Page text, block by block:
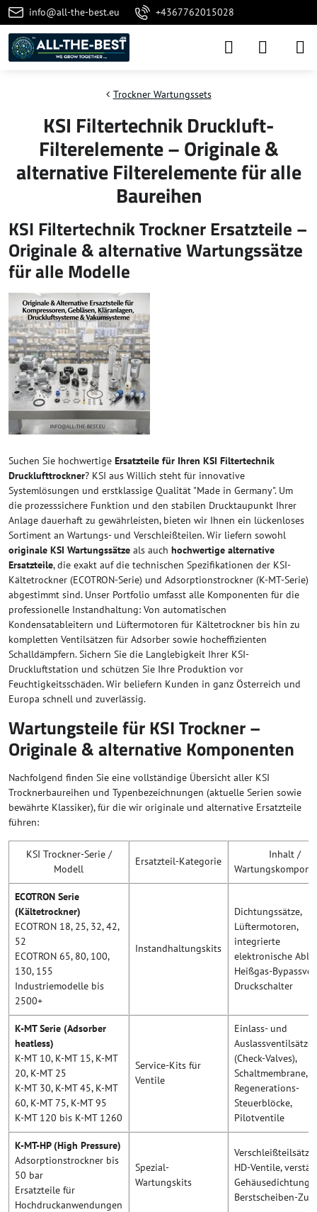
info@all-the-best.eu +4367762015028
Trockner Wartungssets
KSI Filtertechnik Druckluft-
Filterelemente – Originale &
alternative Filterelemente für alle
Baureihen
KSI Filtertechnik Trockner Ersatzteile –
Originale & alternative Wartungssätze
für alle Modelle
Suchen Sie hochwertige Ersatzteile für Ihren KSI Filtertechnik
Drucklufttrockner? KSI aus Willich steht für innovative
Systemlösungen und erstklassige Qualität "Made in Germany". Um
die prozesssichere Funktion und den stabilen Drucktaupunkt Ihrer
Anlage dauerhaft zu gewährleisten, bieten wir Ihnen ein lückenloses
Sortiment an Wartungs- und Verschleißteilen. Wir liefern sowohl
originale KSI Wartungssätze als auch hochwertige alternative
Ersatzteile, die exakt auf die technischen Spezifikationen der KSI-
Kältetrockner (ECOTRON-Serie) und Adsorptionstrockner (K-MT-Serie)
abgestimmt sind. Unser Portfolio umfasst alle Komponenten für die
professionelle Instandhaltung: Von automatischen
Kondensatableitern und Lüftermotoren für Kältetrockner bis hin zu
kompletten Ventilsätzen für Adsorber sowie hocheffizienten
Schalldämpfern. Sichern Sie die Langlebigkeit Ihrer KSI-
Druckluftstation und schützen Sie Ihre Produktion vor
Feuchtigkeitsschäden. Wir beliefern Kunden in ganz Österreich und
Europa schnell und zuverlässig.
Wartungsteile für KSI Trockner –
Originale & alternative Komponenten
Nachfolgend finden Sie eine vollständige Übersicht aller KSI
Trocknerbaureihen und Typenbezeichnungen (aktuelle Serien sowie
bewährte Klassiker), für die wir originale und alternative Ersatzteile
führen:
KSI Trockner-Serie /
Modell
Ersatzteil-Kategorie
Inhalt /
ECOTRON Serie
(Kältetrockner)
ECOTRON 18, 25, 32, 42,
52
ECOTRON 65, 80, 100,
130, 155
Industriemodelle bis
2500+
Instandhaltungskits
Dichtungssätze,
Lüftermotoren,
integrierte
elektronische
Heißgas-
Druckschalter
K-MT Serie (Adsorber
heatless)
K-MT 10, K-MT 15, K-MT
20, K-MT 25
K-MT 30, K-MT 45, K-MT
60, K-MT 75, K-MT 95
K-MT 120 bis K-MT 1260
Service-Kits für
Ventile
Einlass- und
Auslassventilsätze
(Check-Valves),
Schaltmembrane,
Regenerations-
Steuerblöcke,
Pilotventile
K-MT-HP (High Pressure)
Adsorptionstrockner bis
50 bar
Ersatzteile für
Hochdruckanwendungen
Spezial-
Wartungskits
HD-Ventile,
Berstscheiben-